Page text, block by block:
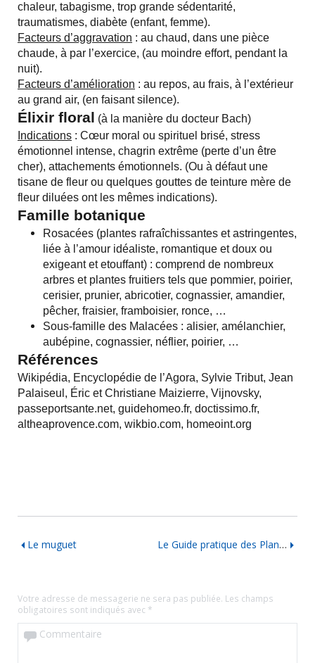
chaleur, tabagisme, trop grande sédentarité,
traumatismes, diabète (enfant, femme).
Facteurs d’aggravation : au chaud, dans une pièce
chaude, à par l’exercice, (au moindre effort, pendant la
nuit).
Facteurs d’amélioration : au repos, au frais, à l’extérieur
au grand air, (en faisant silence).
Élixir floral (à la manière du docteur Bach)
Indications : Cœur moral ou spirituel brisé, stress
émotionnel intense, chagrin extrême (perte d’un être
cher), attachements émotionnels. (Ou à défaut une
tisane de fleur ou quelques gouttes de teinture mère de
fleur diluées ont les mêmes indications).
Famille botanique
Rosacées (plantes rafraîchissantes et astringentes,
liée à l’amour idéaliste, romantique et doux ou
exigeant et etouffant) : comprend de nombreux
arbres et plantes fruitiers tels que pommier, poirier,
cerisier, prunier, abricotier, cognassier, amandier,
pêcher, fraisier, framboisier, ronce, …
Sous-famille des Malacées : alisier, amélanchier,
aubépine, cognassier, néflier, poirier, …
Références
Wikipédia, Encyclopédie de l’Agora, Sylvie Tribut, Jean
Palaiseul, Éric et Christiane Maizierre, Vijnovsky,
passeportsante.net, guidehomeo.fr, doctissimo.fr,
altheaprovence.com, wikbio.com, homeoint.org
Le muguet Le Guide pratique des Plantes médicinales pour la femme
Votre adresse de messagerie ne sera pas publiée. Les champs
obligatoires sont indiqués avec *
Commentaire